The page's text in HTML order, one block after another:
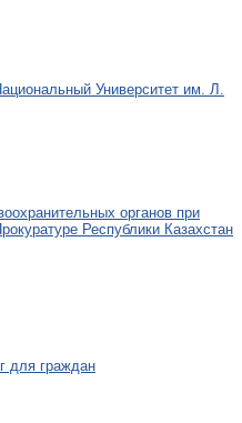
Университет им. Л.
органов при
Республики Казахстан
для граждан